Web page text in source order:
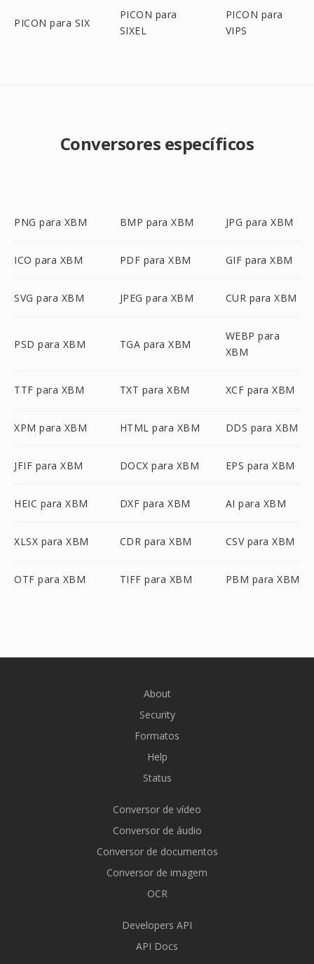
PICON para SIX
PICON para
SIXEL
PICON para
VIPS
Conversores específicos
PNG para XBM BMP para XBM JPG para XBM
ICO para XBM PDF para XBM GIF para XBM
SVG para XBM JPEG para XBM CUR para XBM
PSD para XBM TGA para XBM
WEBP para
XBM
TTF para XBM TXT para XBM XCF para XBM
XPM para XBM HTML para XBM DDS para XBM
JFIF para XBM DOCX para XBM EPS para XBM
HEIC para XBM DXF para XBM AI para XBM
XLSX para XBM CDR para XBM CSV para XBM
OTF para XBM TIFF para XBM PBM para XBM
About
Security
Formatos
Help
Status
Conversor de vídeo
Conversor de áudio
Conversor de documentos
Conversor de imagem
OCR
Developers API
API Docs